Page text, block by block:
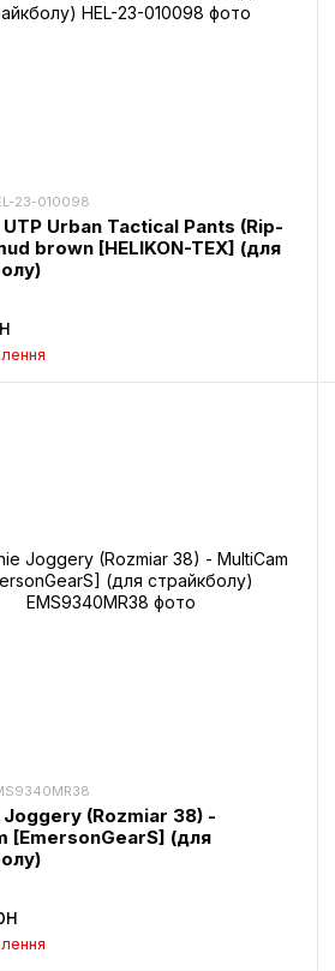
23-010098
Urban Tactical Pants (Rip-
brown [HELIKON-TEX] (для
(Rozmiar 38) -
[EmersonGearS] (для